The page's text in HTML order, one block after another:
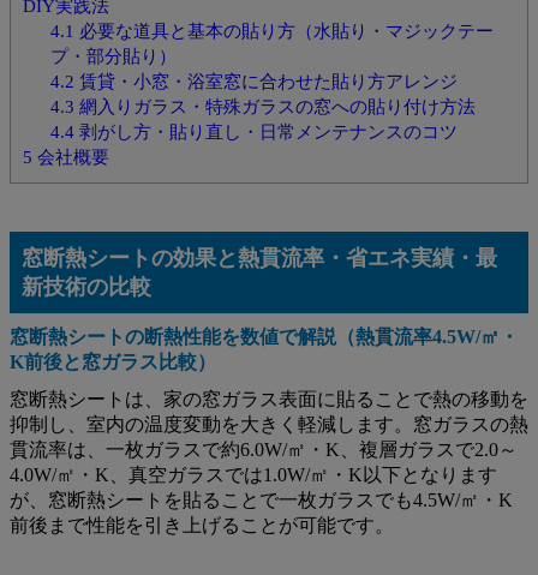
DIY実践法
4.1 必要な道具と基本の貼り方（水貼り・マジックテー
プ・部分貼り）
4.2 賃貸・小窓・浴室窓に合わせた貼り方アレンジ
4.3 網入りガラス・特殊ガラスの窓への貼り付け方法
4.4剥がし方・貼り直し・日常メンテナンスのコツ
5 会社概要
窓断熱シートの効果と熱貫流率・省エネ実績・最
新技術の比較
窓断熱シートの断熱性能を数値で解説（熱貫流率4.5W/㎡・
K前後と窓ガラス比較）
窓断熱シートは、家の窓ガラス表面に貼ることで熱の移動を
抑制し、室内の温度変動を大きく軽減します。窓ガラスの熱
貫流率は、一枚ガラスで約6.0W/㎡・K、複層ガラスで2.0～
4.0W/㎡・K、真空ガラスでは1.0W/㎡・K以下となります
が、窓断熱シートを貼ることで一枚ガラスでも4.5W/㎡・K
前後まで性能を引き上げることが可能です。